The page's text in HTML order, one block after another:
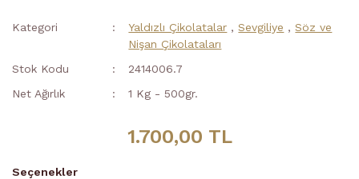
Kategori Yaldızlı Çikolatalar ,Sevgiliye ,Söz ve
Nişan Çikolataları
Stok Kodu
2414006.7
Net Ağırlık
1 Kg - 500gr.
1.700,00 TL
Seçenekler